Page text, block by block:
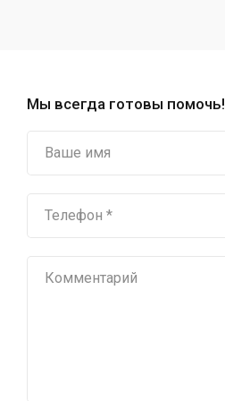
Мы всегда готовы помочь!